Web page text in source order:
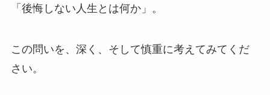
「後悔しない人生とは何か」。
この問いを、深く、そして慎重に考えてみてくだ
さい。